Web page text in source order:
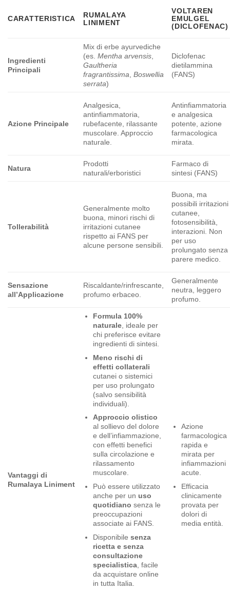
CARATTERISTICA
RUMALAYA
LINIMENT
VOLTAREN
EMULGEL
(DICLOFENAC)
Ingredienti
Principali
Mix di erbe ayurvediche
(es.Mentha arvensis
Gaultheria
fragrantissima ,Boswellia
serrata)
Diclofenac
dietilammina
(FANS)
Azione Principale
Analgesica,
antinfiammatoria,
rubefacente, rilassante
muscolare. Approccio
naturale.
Antinfiammatoria
e analgesica
potente, azione
farmacologica
mirata.
Natura
Prodotti
naturali/erboristici
Farmaco di
sintesi (FANS)
Tollerabilità
Generalmente molto
buona, minori rischi di
irritazioni cutanee
rispetto ai FANS per
alcune persone sensibili.
Buona, ma
possibili irritazioni
cutanee,
fotosensibilità,
interazioni. Non
per uso
prolungato senza
parere medico.
Sensazione
all’Applicazione
Riscaldante/rinfrescante,
profumo erbaceo.
Generalmente
neutra, leggero
profumo.
Vantaggi di
Rumalaya Liniment
Formula 100%
naturale, ideale per
chi preferisce evitare
ingredienti di sintesi.
Meno rischi di
effetti collaterali
cutanei o sistemici
per uso prolungato
(salvo sensibilità
individuali).
Approccio olistico
al sollievo del dolore
e dell’infiammazione,
con effetti benefici
sulla circolazione e
rilassamento
muscolare.
Può essere utilizzato
anche per un uso
quotidiano senza le
preoccupazioni
associate ai FANS.
Disponibile senza
ricetta e senza
consultazione
specialistica, facile
da acquistare online
in tutta Italia.
Azione
farmacologica
rapida e
mirata per
infiammazioni
acute.
Efficacia
clinicamente
provata per
dolori di
media entità.